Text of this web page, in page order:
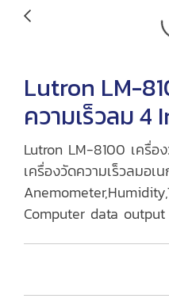
Lutron LM-
ความเร็วลม 4
Lutron LM-8100 เครื่อ
เครื่องวัดความเร็วลมอเ
Computer data